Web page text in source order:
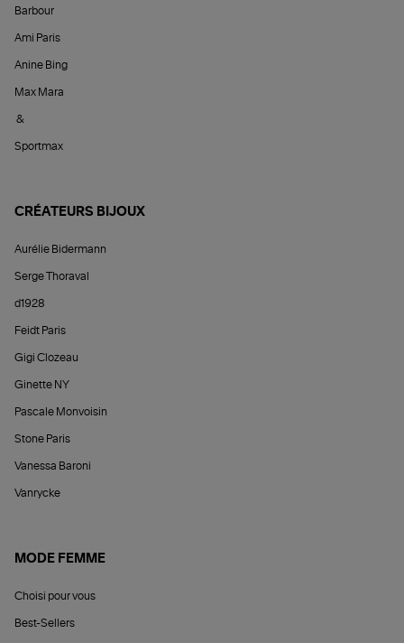
Barbour
Ami Paris
Anine Bing
Max Mara
&
Sportmax
CRÉATEURS BIJOUX
Aurélie Bidermann
Serge Thoraval
d1928
Feidt Paris
Gigi Clozeau
Ginette NY
Pascale Monvoisin
Stone Paris
Vanessa Baroni
Vanrycke
MODE FEMME
Choisi pour vous
Best-Sellers